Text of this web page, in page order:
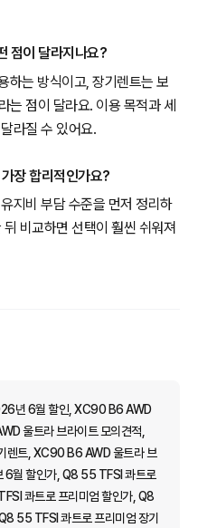
점이 달라지나요?
하는 방식이고, 장기렌트는 보
는 점이 달라요. 이용 목적과 세
라질 수 있어요.
장 합리적인가요?
지비 부담 수준을 먼저 정리하
비교하면 선택이 훨씬 쉬워져
년 6월 할인, XC90 B6 AWD
울트라 브라이트 모의견적,
렌트, XC90 B6 AWD 울트라 브
6월 할인가, Q8 55 TFSI 콰트로
콰트로 프리미엄 할인가, Q8
55 TFSI 콰트로 프리미엄 장기